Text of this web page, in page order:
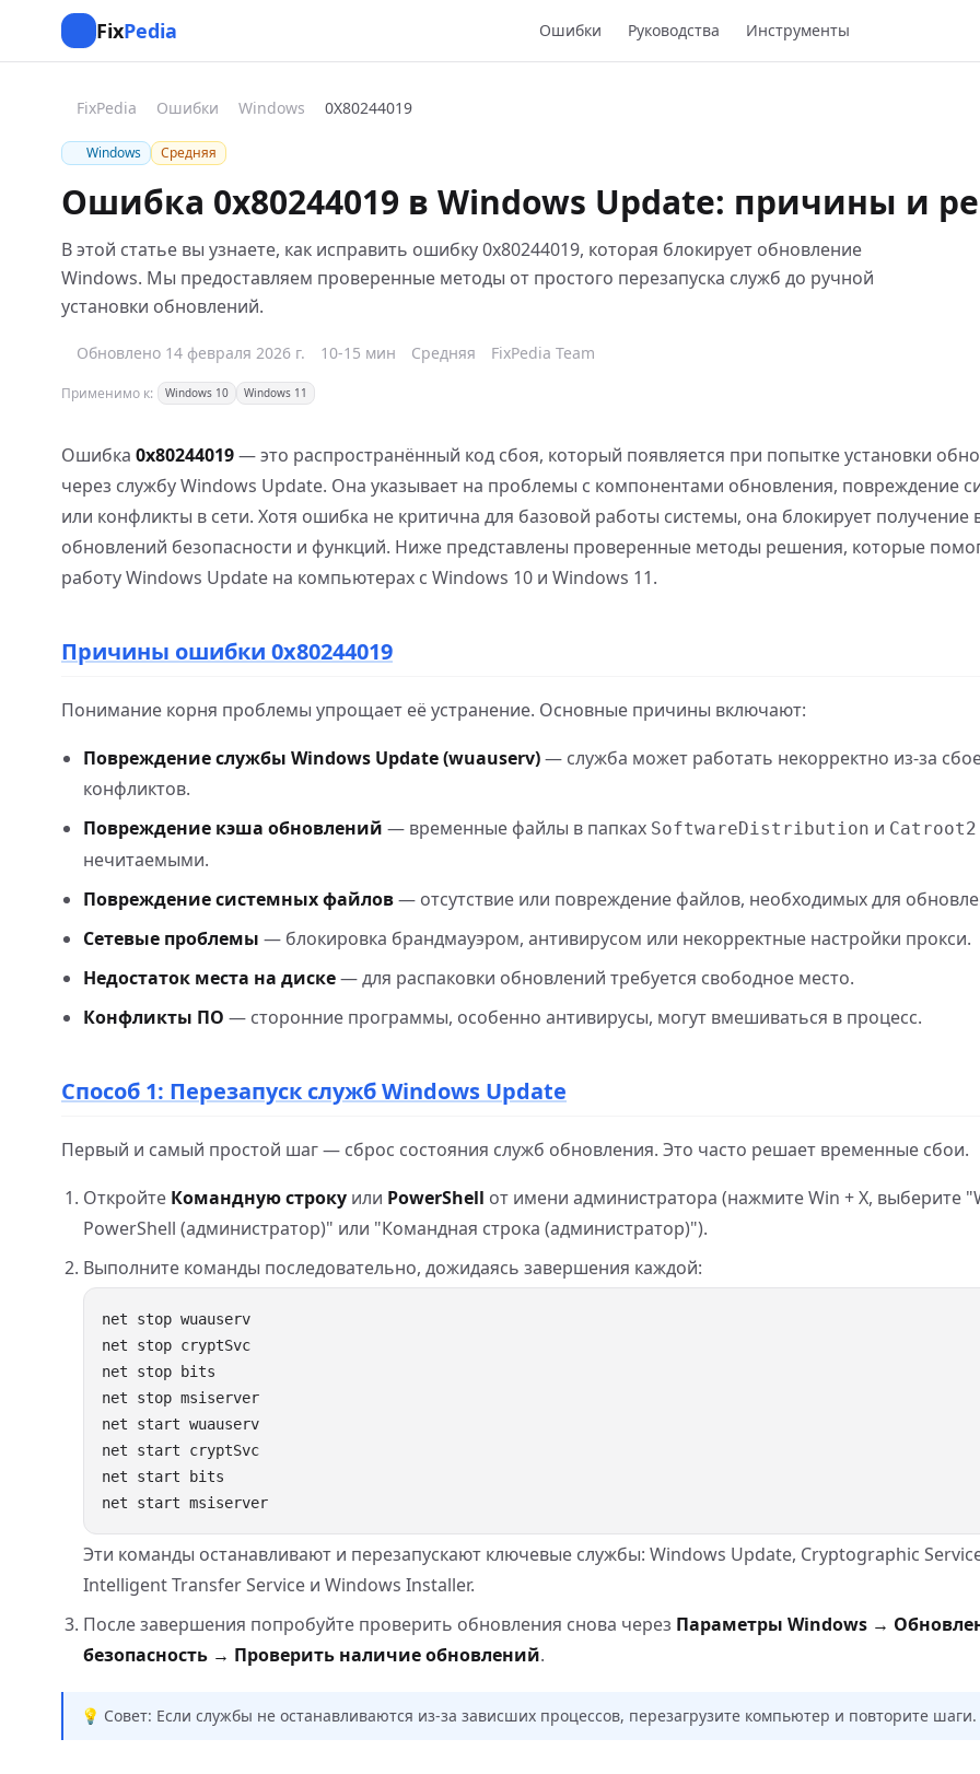
FixPedia Ошибки Руководства Инструменты
FixPedia Ошибки Windows 0X80244019
Windows Средняя
Ошибка 0x80244019 в Windows Update: причины и
В этой статье вы узнаете, как исправить ошибку 0x80244019, которая блокирует обновление
Windows. Мы предоставляем проверенные методы от простого перезапуска служб до ручной
установки обновлений.
Обновлено 14 февраля 2026 г. 10-15 мин Средняя FixPedia Team
Применимо к: Windows 10 Windows 11
Ошибка 0x80244019— это распространённый код сбоя, который появляется при попытке установки
через службу Windows Update. Она указывает на проблемы с компонентами обновления, повреждение
или конфликты в сети. Хотя ошибка не критична для базовой работы системы, она блокирует получение
обновлений безопасности и функций. Ниже представлены проверенные методы решения, которые
работу Windows Update на компьютерах с Windows 10 и Windows 11.
Причины ошибки 0x80244019
Понимание корня проблемы упрощает её устранение. Основные причины включают:
Повреждение службы Windows Update (wuauserv)— служба может работать некорректно из-за
конфликтов.
Повреждение кэша обновлений — временные файлы в папках SoftwareDistribution и Catroot2
нечитаемыми.
Повреждение системных файлов— отсутствие или повреждение файлов, необходимых для
Сетевые проблемы — блокировка брандмауэром, антивирусом или некорректные настройки прокси.
Недостаток места на диске— для распаковки обновлений требуется свободное место.
Конфликты ПО — сторонние программы, особенно антивирусы, могут вмешиваться в процесс.
Способ 1: Перезапуск служб Windows Update
Первый и самый простой шаг — сброс состояния служб обновления. Это часто решает временные сбои.
Откройте Командную строку или PowerShell от имени администратора (нажмите Win + X, выберите
PowerShell (администратор)" или "Командная строка (администратор)").
Выполните команды последовательно, дожидаясь завершения каждой:
Эти команды останавливают и перезапускают ключевые службы: Windows Update, Cryptographic
Intelligent Transfer Service и Windows Installer.
После завершения попробуйте проверить обновления снова через Параметры Windows →
безопасность → Проверить наличие обновлений.
💡 Совет: Если службы не останавливаются из-за зависших процессов, перезагрузите компьютер и повторите шаги.